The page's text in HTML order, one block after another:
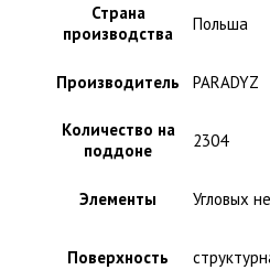
Страна
производства
Польша
Производитель PARADYZ
Количество на
поддоне
2304
Элементы Угловых
Поверхность